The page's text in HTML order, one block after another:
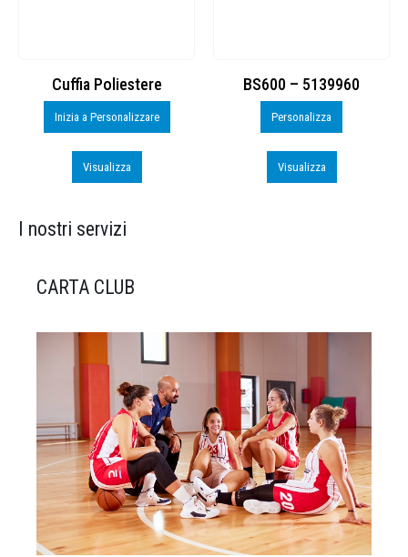
Cuffia Poliestere
Inizia a Personalizzare
Visualizza
BS600 – 5139960
Personalizza
Visualizza
I nostri servizi
CARTA CLUB